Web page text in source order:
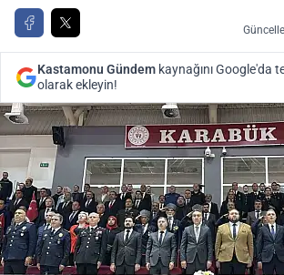
Kastamonu Gündem kaynağını Google'da
olarak ekleyin!